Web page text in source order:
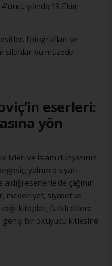
yılında 19 Ekim
fotoğrafları ve
silahlar bu müzede
eserleri:
yön
lideri ve İslam dünyasının
yalnızca siyasi
eserlerle de çağının
medeniyet, siyaset ve
kitaplar, farklı dillere
bir okuyucu kitlesine